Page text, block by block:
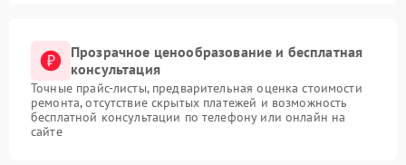
Прозрачное ценообразование и бесплатная
консультация
Точные прайс-листы, предварительная оценка стоимости
ремонта, отсутствие скрытых платежей и возможность
бесплатной консультации по телефону или онлайн на
сайте